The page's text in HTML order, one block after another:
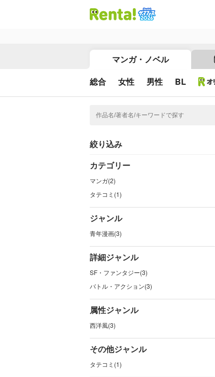
マンガ・ノベル
総合 女性 男性 BL
絞り込み
カテゴリー
マンガ(2)
タテコミ(1)
ジャンル
青年漫画(3)
詳細ジャンル
SF・ファンタジー(3)
バトル・アクション(3)
属性ジャンル
西洋風(3)
その他ジャンル
タテコミ(1)